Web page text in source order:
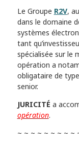
Le Groupe R2V,
dans le domaine
systèmes
tant
spécialisée sur le
opération a
obligataire de
senior.
JURICITÉ a
opération.
~ ~ ~ ~ ~ ~ ~ ~ ~